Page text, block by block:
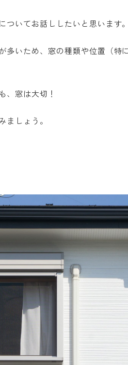
についてお話ししたいと思います。
いため、窓の種類や位置（特
、窓は大切！
しょう。